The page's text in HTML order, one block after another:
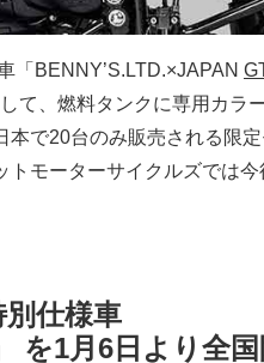
「BENNY’S.LTD.×JAPAN
て、燃料タンクに専用カラ
本で20台のみ販売される限
モーターサイクルズでは今
別仕様車
を1月6日より全